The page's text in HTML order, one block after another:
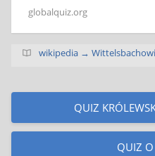
globalquiz.org
wikipedia →
QUIZ
QUIZ